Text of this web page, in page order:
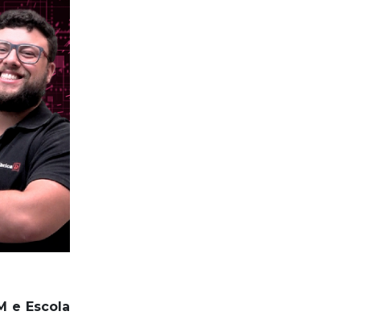
e Escola